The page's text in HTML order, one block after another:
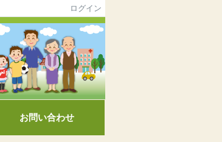
ログイン
お問い合わせ